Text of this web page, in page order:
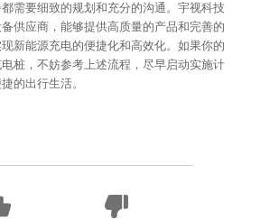
需要细致的规划和充分的沟通。宇视科技
供应商，能够提供高质量的产品和完善的
新能源充电的便捷化和高效化。如果你的
桩，不妨参考上述流程，尽早启动实施计
的出行生活。